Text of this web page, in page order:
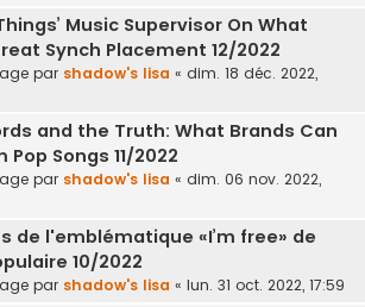
Music Supervisor On What
Synch Placement 12/2022
par shadow's lisa « dim. 18 déc. 2022,
and the Truth: What Brands Can
Pop Songs 11/2022
par shadow's lisa « dim. 06 nov. 2022,
de l'emblématique «I’m free» de
10/2022
par shadow's lisa « lun. 31 oct. 2022, 17:59